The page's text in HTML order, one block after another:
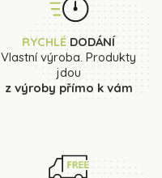
RYCHLÉDODÁNÍ
Vlastní výroba. Produkty
jdou
z výroby přímo k vám